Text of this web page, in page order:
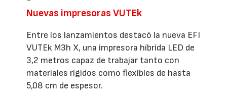
Nuevas impresoras VUTEk
Entre los lanzamientos destacó la nueva EFI
VUTEk M3h X, una impresora híbrida LED de
3,2 metros capaz de trabajar tanto con
materiales rígidos como flexibles de hasta
5,08 cm de espesor.